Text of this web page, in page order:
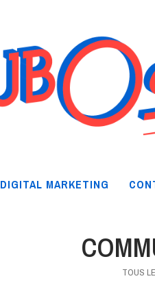
DIGITAL MARKETING
TOUS